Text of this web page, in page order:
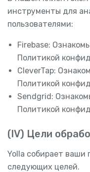
инструменты для
пользователями:
Firebase:
Политикой
CleverTap:
Политикой
Sendgrid:
Политикой
(IV) Цели
Yolla собирает ваши
следующих целей.